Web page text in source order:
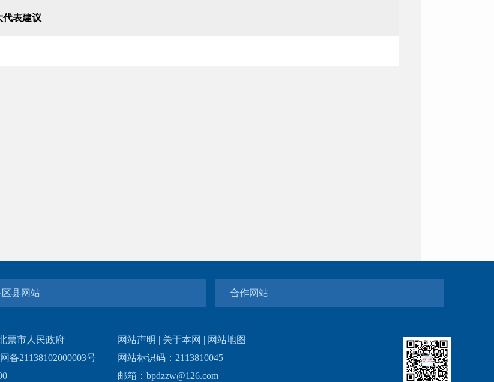
代表建议
区县网站 合作网站
票市人民政府
备21138102000003号
网站声明 | 关于本网 | 网站地图
网站标识码：2113810045
邮箱：bpdzzw@126.com